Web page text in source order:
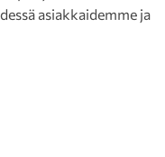
asiakkaidemme ja